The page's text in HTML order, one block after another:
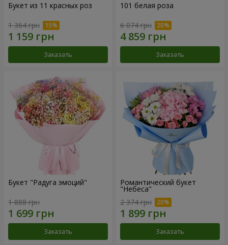
Букет из 11 красных роз
1 364 грн
Заказать
101 белая роза
6 074 грн
Заказать
Букет "Радуга эмоций"
1 888 грн
Заказать
Романтический букет
"Небеса"
2 374 грн
Заказать